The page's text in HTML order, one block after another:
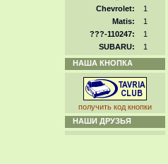
Chevrolet:
1
Matis:
1
???-110247:
1
SUBARU:
1
НАША КНОПКА
получить код кнопки
НАШИ ДРУЗЬЯ